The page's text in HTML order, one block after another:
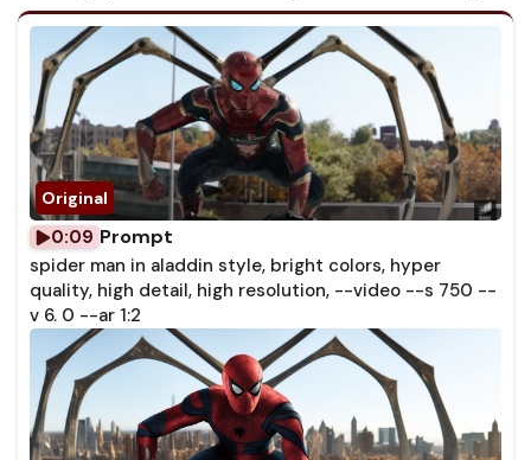
0:09 Prompt
spider man in aladdin style, bright colors, hyper
quality, high detail, high resolution, --video --s 750 --
v 6. 0 --ar 1:2